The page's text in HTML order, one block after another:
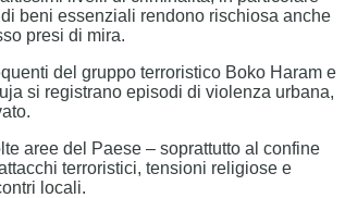
beni essenziali rendono rischiosa anche
presi di mira.
del gruppo terroristico Boko Haram e
si registrano episodi di violenza urbana,
aree del Paese – soprattutto al confine
terroristici, tensioni religiose e
locali.